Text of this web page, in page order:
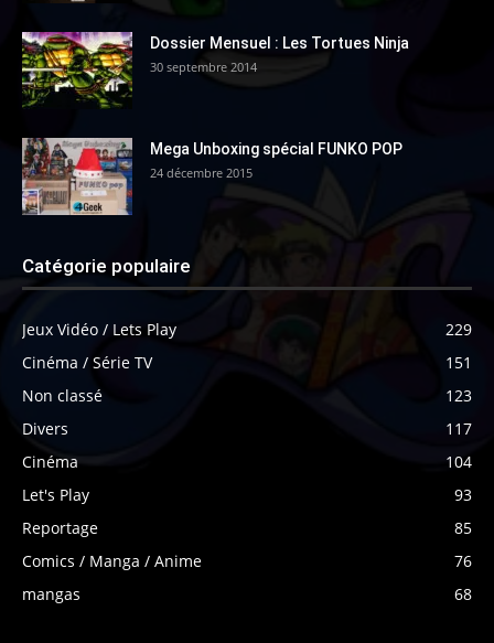
Dossier Mensuel : Les Tortues Ninja
30 septembre 2014
Mega Unboxing spécial FUNKO POP
24 décembre 2015
Catégorie populaire
Jeux Vidéo / Lets Play
229
Cinéma / Série TV
151
Non classé
123
Divers
117
Cinéma
104
Let's Play
93
Reportage
85
Comics / Manga / Anime
76
mangas
68